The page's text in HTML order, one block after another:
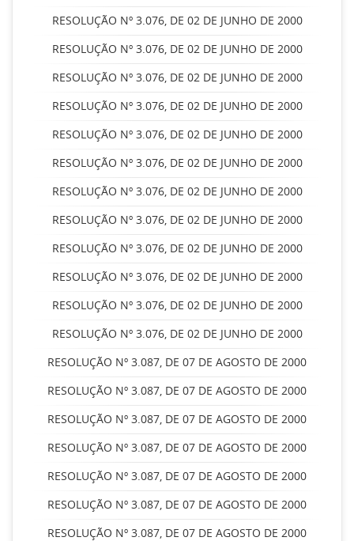
RESOLUÇÃO Nº 3.076, DE 02 DE JUNHO DE 2000
RESOLUÇÃO Nº 3.076, DE 02 DE JUNHO DE 2000
RESOLUÇÃO Nº 3.076, DE 02 DE JUNHO DE 2000
RESOLUÇÃO Nº 3.076, DE 02 DE JUNHO DE 2000
RESOLUÇÃO Nº 3.076, DE 02 DE JUNHO DE 2000
RESOLUÇÃO Nº 3.076, DE 02 DE JUNHO DE 2000
RESOLUÇÃO Nº 3.076, DE 02 DE JUNHO DE 2000
RESOLUÇÃO Nº 3.076, DE 02 DE JUNHO DE 2000
RESOLUÇÃO Nº 3.076, DE 02 DE JUNHO DE 2000
RESOLUÇÃO Nº 3.076, DE 02 DE JUNHO DE 2000
RESOLUÇÃO Nº 3.076, DE 02 DE JUNHO DE 2000
RESOLUÇÃO Nº 3.076, DE 02 DE JUNHO DE 2000
RESOLUÇÃO Nº 3.087, DE 07 DE AGOSTO DE 2000
RESOLUÇÃO Nº 3.087, DE 07 DE AGOSTO DE 2000
RESOLUÇÃO Nº 3.087, DE 07 DE AGOSTO DE 2000
RESOLUÇÃO Nº 3.087, DE 07 DE AGOSTO DE 2000
RESOLUÇÃO Nº 3.087, DE 07 DE AGOSTO DE 2000
RESOLUÇÃO Nº 3.087, DE 07 DE AGOSTO DE 2000
RESOLUÇÃO Nº 3.087, DE 07 DE AGOSTO DE 2000